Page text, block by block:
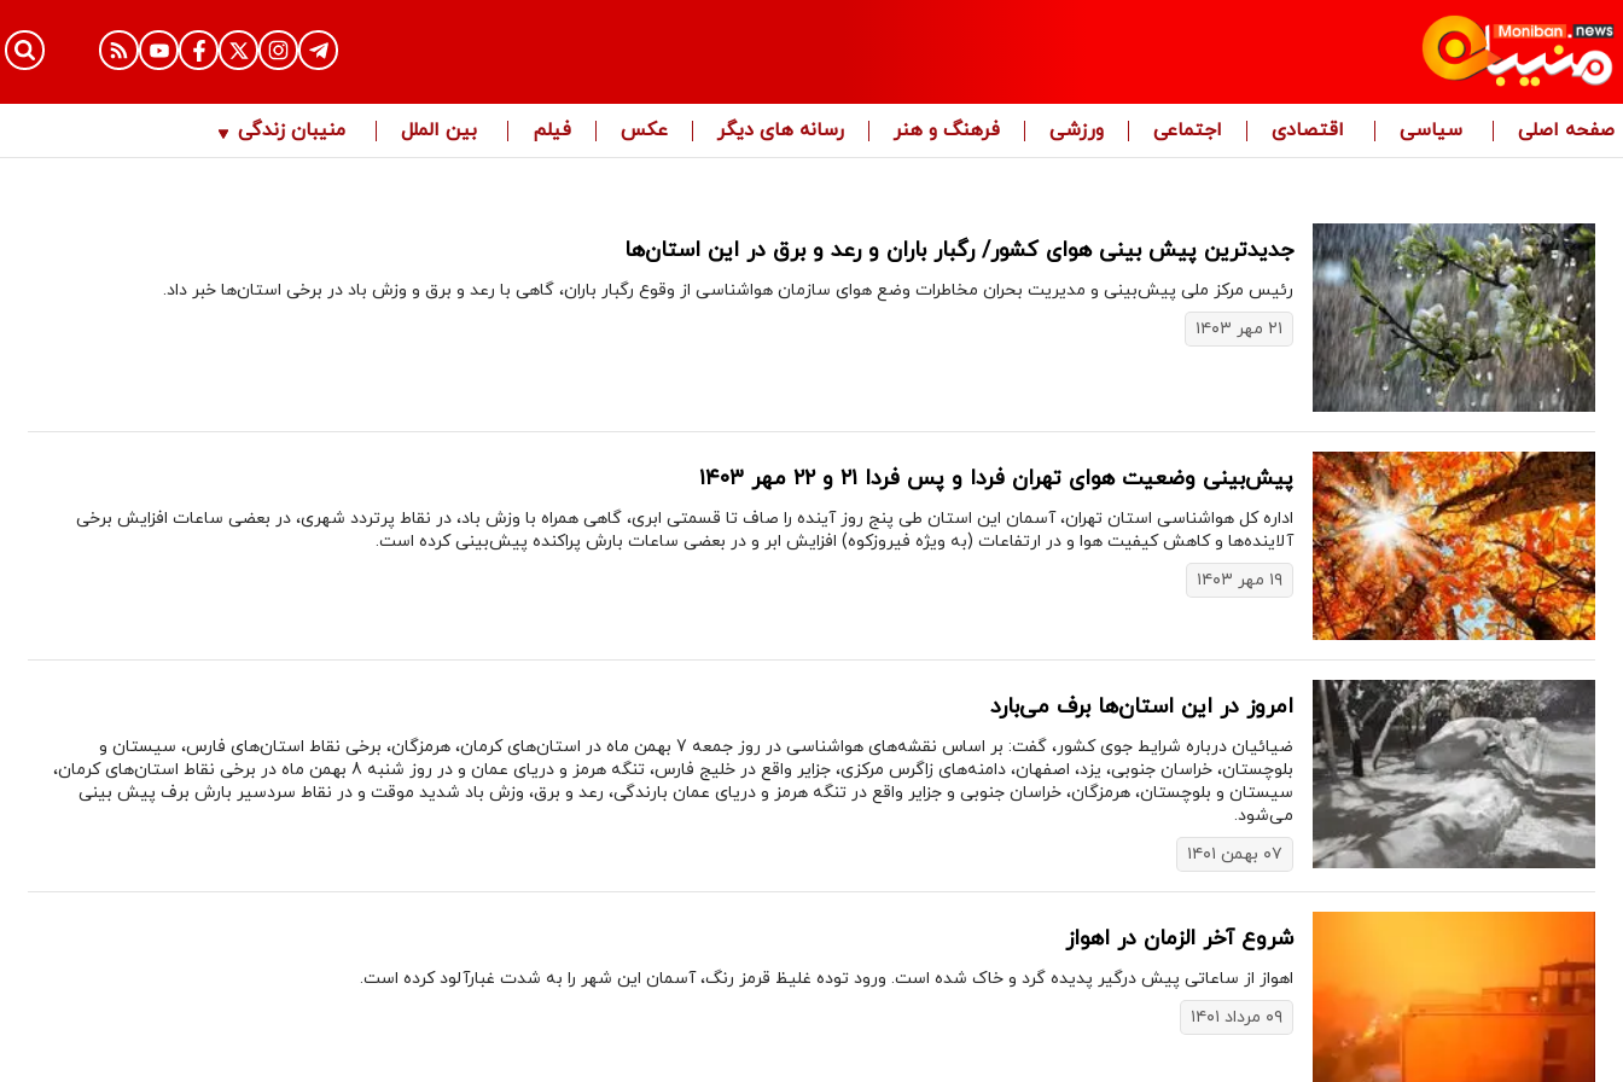
صفحه اصلی سیاسی اقتصادی اجتماعی ورزشی فرهنگ و هنر رسانه های دیگر عکس فیلم بین الملل منیبان زندگی
جدیدترین پیش بینی هوای کشور/ رگبار باران و رعد و برق در این استان‌ها
رئیس مرکز ملی پیش‌بینی و مدیریت بحران مخاطرات وضع هوای سازمان هواشناسی از وقوع رگبار باران، گاهی با رعد و برق و وزش باد در برخی استان‌ها خبر داد.
۲۱ مهر ۱۴۰۳
پیش‌بینی وضعیت هوای تهران فردا و پس فردا ۲۱ و ۲۲ مهر ۱۴۰۳
اداره کل هواشناسی استان تهران، آسمان این استان طی پنج روز آینده را صاف تا قسمتی ابری، گاهی همراه با وزش باد، در نقاط پرتردد شهری، در بعضی ساعات افزایش برخی
آلاینده‌ها و کاهش کیفیت هوا و در ارتفاعات (به ویژه فیروزکوه) افزایش ابر و در بعضی ساعات بارش پراکنده پیش‌بینی کرده است.
۱۹ مهر ۱۴۰۳
امروز در این استان‌ها برف می‌بارد
ضیائیان درباره شرایط جوی کشور، گفت: بر اساس نقشه‌های هواشناسی در روز جمعه 7 بهمن ماه در استان‌های کرمان، هرمزگان، برخی نقاط استان‌های فارس، سیستان و
بلوچستان، خراسان جنوبی، یزد، اصفهان، دامنه‌های زاگرس مرکزی، جزایر واقع در خلیج فارس، تنگه هرمز و دریای عمان و در روز شنبه 8 بهمن ماه در برخی نقاط استان‌های کرمان،
سیستان و بلوچستان، هرمزگان، خراسان جنوبی و جزایر واقع در تنگه هرمز و دریای عمان بارندگی، رعد و برق، وزش باد شدید موقت و در نقاط سردسیر بارش برف پیش بینی
می‌شود.
۰۷ بهمن ۱۴۰۱
شروع آخر الزمان در اهواز
اهواز از ساعاتی پیش درگیر پدیده گرد و خاک شده است. ورود توده غلیظ قرمز رنگ، آسمان این شهر را به شدت غبارآلود کرده است.
۰۹ مرداد ۱۴۰۱